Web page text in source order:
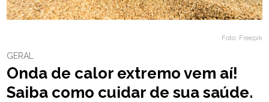
Foto: Freepik
GERAL
Onda de calor extremo vem aí!
Saiba como cuidar de sua saúde.